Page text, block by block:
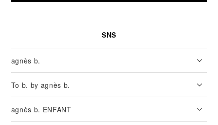
SNS
agnès b.
To b. by agnès b.
agnès b. ENFANT